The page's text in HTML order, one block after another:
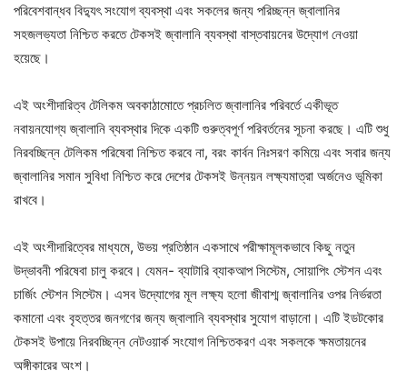
পরিবেশবান্ধব বিদ্যুৎ সংযোগ ব্যবস্থা এবং সকলের জন্য পরিচ্ছন্ন জ্বালানির
সহজলভ্যতা নিশ্চিত করতে টেকসই জ্বালানি ব্যবস্থা বাস্তবায়নের উদ্যোগ নেওয়া
হয়েছে।
এই অংশীদারিত্ব টেলিকম অবকাঠামোতে প্রচলিত জ্বালানির পরিবর্তে একীভূত
নবায়নযোগ্য জ্বালানি ব্যবস্থার দিকে একটি গুরুত্বপূর্ণ পরিবর্তনের সূচনা করছে। এটি শুধু
নিরবচ্ছিন্ন টেলিকম পরিষেবা নিশ্চিত করবে না, বরং কার্বন নিঃসরণ কমিয়ে এবং সবার জন্য
জ্বালানির সমান সুবিধা নিশ্চিত করে দেশের টেকসই উন্নয়ন লক্ষ্যমাত্রা অর্জনেও ভূমিকা
রাখবে।
এই অংশীদারিত্বের মাধ্যমে, উভয় প্রতিষ্ঠান একসাথে পরীক্ষামূলকভাবে কিছু নতুন
উদ্ভাবনী পরিষেবা চালু করবে। যেমন- ব্যাটারি ব্যাকআপ সিস্টেম, সোয়াপিং স্টেশন এবং
চার্জিং স্টেশন সিস্টেম। এসব উদ্যোগের মূল লক্ষ্য হলো জীবাশ্ম জ্বালানির ওপর নির্ভরতা
কমানো এবং বৃহত্তর জনগণের জন্য জ্বালানি ব্যবস্থার সুযোগ বাড়ানো। এটি ইডটকোর
টেকসই উপায়ে নিরবচ্ছিন্ন নেটওয়ার্ক সংযোগ নিশ্চিতকরণ এবং সকলকে ক্ষমতায়নের
অঙ্গীকারের অংশ।